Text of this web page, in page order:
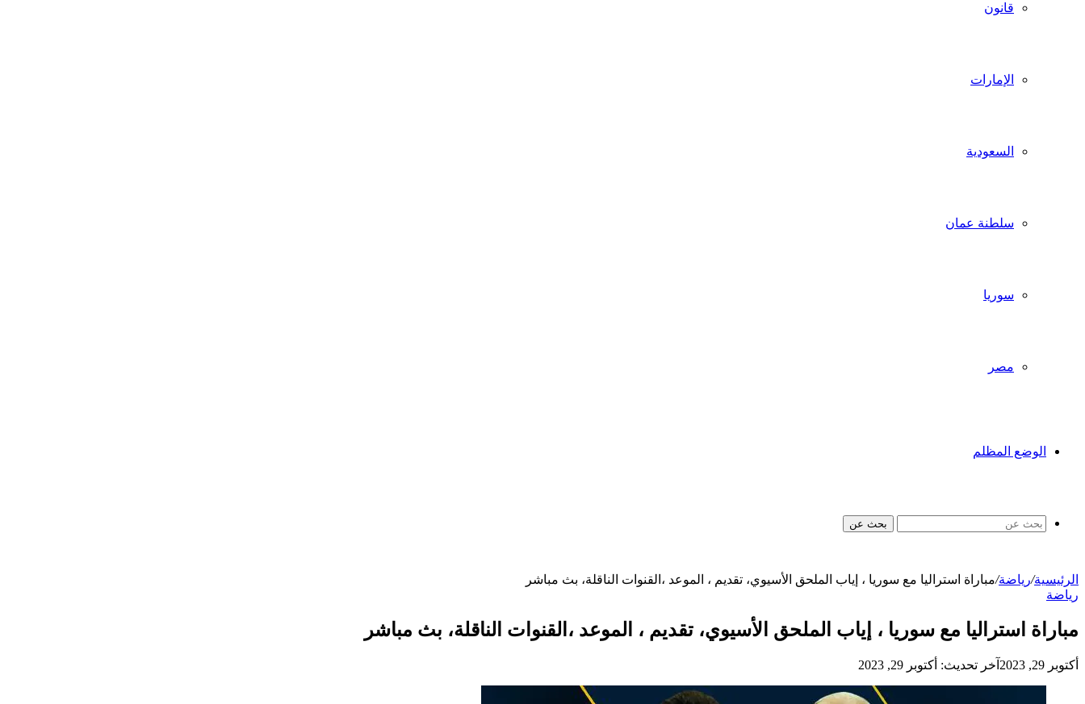
قانون
الإمارات
السعودية
سلطنة عمان
سوريا
مصر
الوضع المظلم
بحث عن
الرئيسية/رياضة/مباراة استراليا مع سوريا ، إياب الملحق الأسيوي، تقديم ، الموعد ،القنوات الناقلة، بث مباشر
رياضة
مباراة استراليا مع سوريا ، إياب الملحق الأسيوي، تقديم ، الموعد ،القنوات الناقلة، بث مباشر
أكتوبر 29, 2023 آخر تحديث: أكتوبر 29, 2023